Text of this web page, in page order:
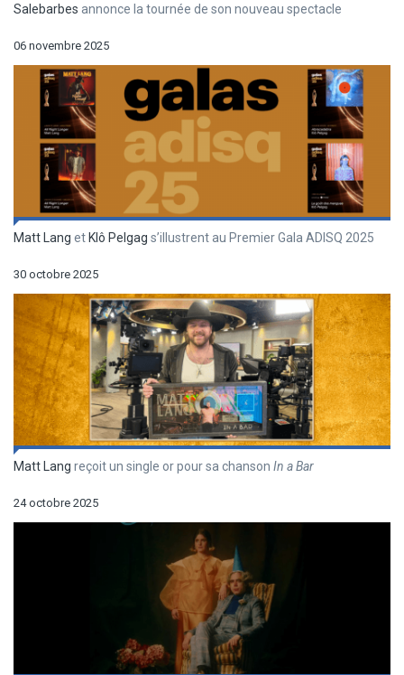
Salebarbes annonce la tournée de son nouveau spectacle
06 novembre 2025
Matt Lang et Klô Pelgag s’illustrent au Premier Gala ADISQ 2025
30 octobre 2025
Matt Lang reçoit un single or pour sa chanson In a Bar
24 octobre 2025